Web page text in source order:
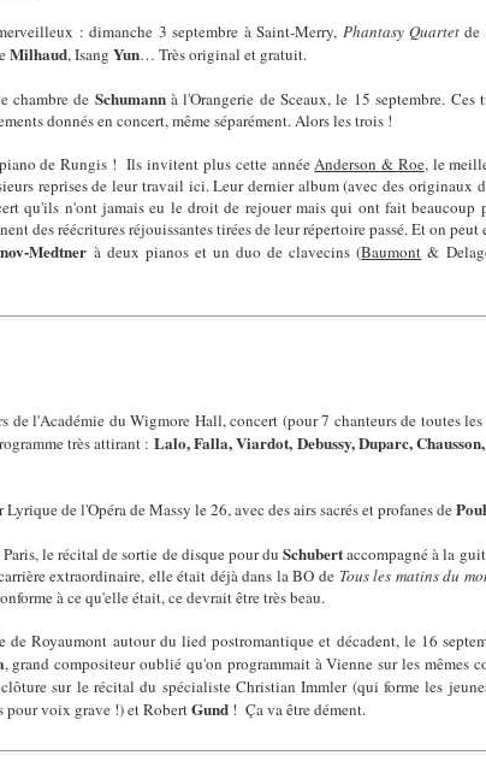
: dimanche 3 septembre à Saint-Merry, Phantasy Quartetde
Milhaud, IsangYun… Très original et gratuit.
chambre de Schumannà l'Orangerie de Sceaux, le 15 septembre. Ces
donnés en concert, même séparément. Alors les trois !
de Rungis ! Ils invitent plus cette annéeAnderson & Roe, le
reprises de leur travail ici. Leur dernier album (avec des originaux
qu'ils n'ont jamais eu le droit de rejouer mais qui ont fait beaucoup
des réécritures réjouissantes tirées de leur répertoire passé. Et on
Medtner à deux pianos et un duo de clavecins (Baumont &
de l'Académie du Wigmore Hall, concert (pour 7 chanteurs de toutes
très attirant : Lalo, Falla, Viardot, Debussy, Duparc,
de l'Opéra de Massy le 26, avec des airs sacrés et profanes de
Paris, le récital de sortie de disque pour duSchubertaccompagné à la
extraordinaire, elle était déjà dans la BO de Tous les matins du
à ce qu'elle était, ce devrait être très beau.
de Royaumont autour du lied postromantique et décadent, le 16
, grand compositeur oublié qu'on programmait à Vienne sur les mêmes
sur le récital du spécialiste Christian Immler (qui forme les
pour voix grave !) et RobertGund ! Ça va être dément.